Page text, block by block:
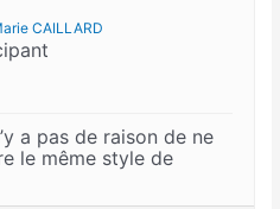
CAILLARD
a pas de raison de ne
le même style de